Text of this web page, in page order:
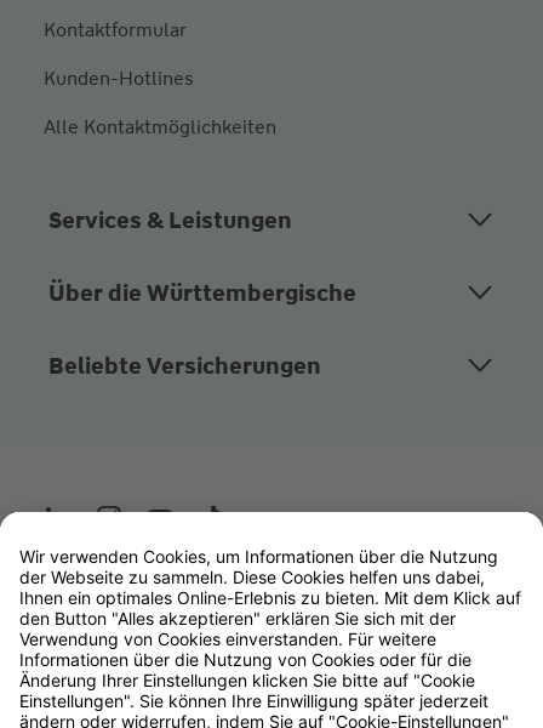
Kontaktformular
Kunden-Hotlines
Alle Kontaktmöglichkeiten
Services & Leistungen
Über die Württembergische
Beliebte Versicherungen
Wüstenrot
W&W Gruppe
OLB Bank
Makler
Impressum